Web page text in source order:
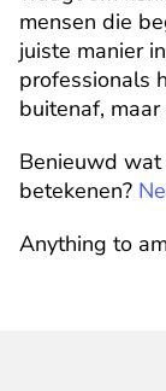
mensen die
juiste manier
professionals
buitenaf,
Benieuwd
betekenen?
Anything to